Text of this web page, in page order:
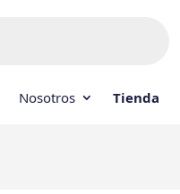
Nosotros Tienda